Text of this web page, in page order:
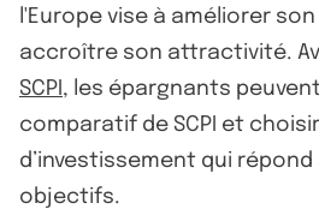
l'Europe vise à améliorer
accroître son attractivité.
SCPI , les épargnants
comparatif de SCPI et
d’investissement qui répond
objectifs.